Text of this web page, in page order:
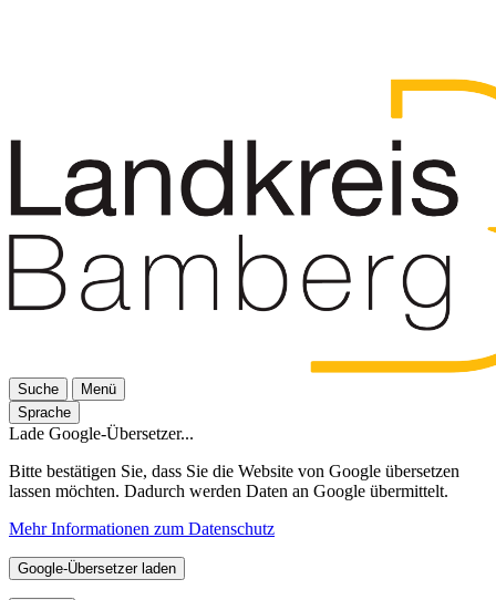
Suche
Menü
Sprache
Lade Google-Übersetzer...
Bitte bestätigen Sie, dass Sie die Website von Google übersetzen
lassen möchten. Dadurch werden Daten an Google übermittelt.
Mehr Informationen zum Datenschutz
Google-Übersetzer laden